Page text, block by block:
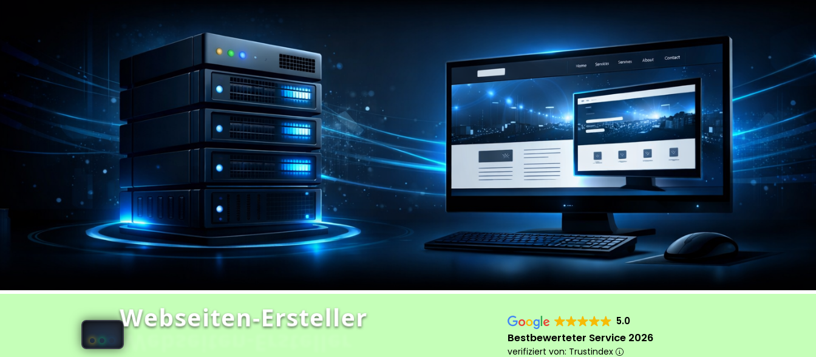
Webseiten‑Ersteller
Webseiten‑Ersteller
5.0
Bestbewerteter Service 2026
verifiziert von: Trustindex